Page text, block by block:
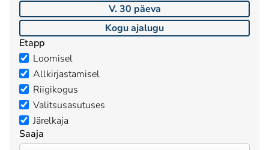
V. 30 päeva
Kogu ajalugu
Etapp
Loomisel
Allkirjastamisel
Riigikogus
Valitsusasutuses
Järelkaja
Saaja